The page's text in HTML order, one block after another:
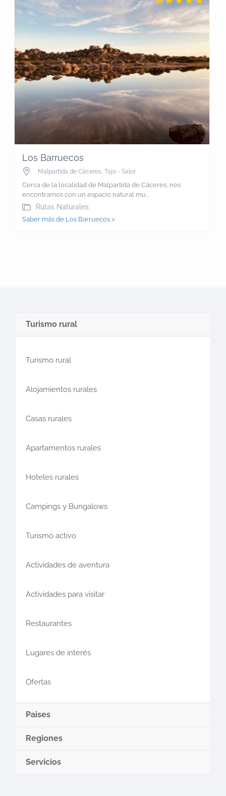
Los Barruecos
Malpartida de Cáceres, Tajo - Salor
Cerca de la localidad de Malpartida de Cáceres, nos
encontramos con un espacio natural mu...
Rutas Naturales
Saber más de Los Barruecos >
Turismo rural
Turismo rural
Alojamientos rurales
Casas rurales
Apartamentos rurales
Hoteles rurales
Campings y Bungalows
Turismo activo
Actividades de aventura
Actividades para visitar
Restaurantes
Lugares de interés
Ofertas
Paises
Regiones
Servicios